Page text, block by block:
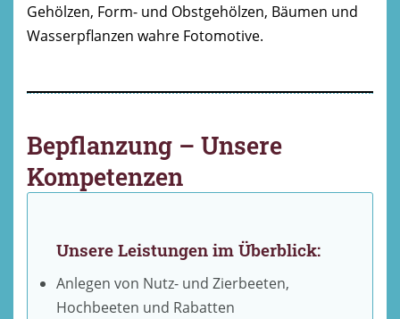
Gehölzen, Form- und Obstgehölzen, Bäumen und
Wasserpflanzen wahre Fotomotive.
Bepflanzung – Unsere
Kompetenzen
Unsere Leistungen im Überblick:
Anlegen von Nutz- und Zierbeeten,
Hochbeeten und Rabatten